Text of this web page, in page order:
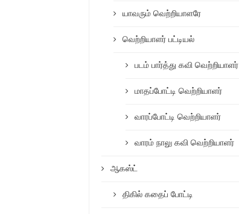
யாவரும் வெற்றியாளரே
வெற்றியாளர் பட்டியல்
படம் பார்த்து கவி வெற்றியாளர்
மாதப்போட்டி வெற்றியாளர்
வாரப்போட்டி வெற்றியாளர்
வாரம் நாலு கவி வெற்றியாளர்
ஆகஸ்ட்
திகில் கதைப் போட்டி